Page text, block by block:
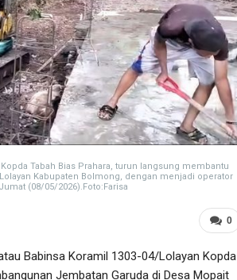
Tabah Bias Prahara, turun langsung membantu
Kabupaten Bolmong, dengan menjadi operator
(08/05/2026).Foto:Farisa
0
Babinsa Koramil 1303-04/Lolayan Kopda
Jembatan Garuda di Desa Mopait